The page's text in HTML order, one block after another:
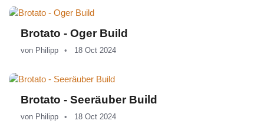
Brotato - Oger Build
von Philipp 18 Oct 2024
Brotato - Seeräuber Build
von Philipp 18 Oct 2024